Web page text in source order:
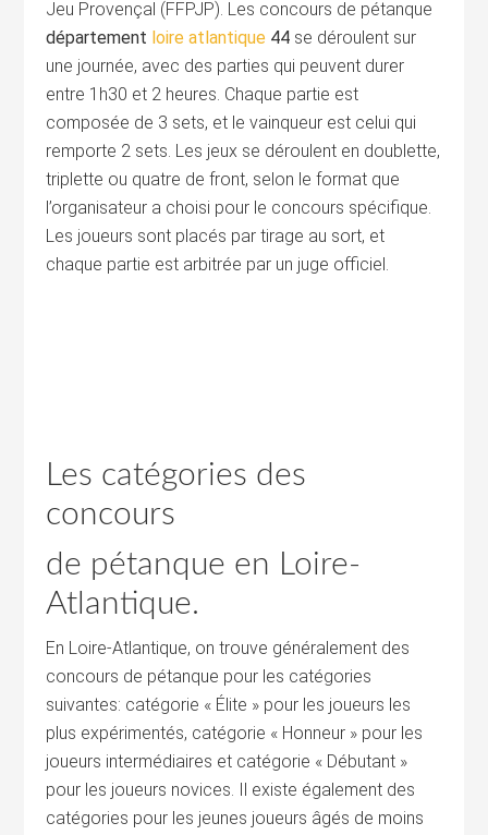
Jeu Provençal (FFPJP). Les concours de pétanque
département loire atlantique 44 se déroulent sur
une journée, avec des parties qui peuvent durer
entre 1h30 et 2 heures. Chaque partie est
composée de 3 sets, et le vainqueur est celui qui
remporte 2 sets. Les jeux se déroulent en doublette,
triplette ou quatre de front, selon le format que
l’organisateur a choisi pour le concours spécifique.
Les joueurs sont placés par tirage au sort, et
chaque partie est arbitrée par un juge officiel.
Les catégories des
concours
de pétanque en Loire-
Atlantique.
En Loire-Atlantique, on trouve généralement des
concours de pétanque pour les catégories
suivantes: catégorie « Élite » pour les joueurs les
plus expérimentés, catégorie « Honneur » pour les
joueurs intermédiaires et catégorie « Débutant »
pour les joueurs novices. Il existe également des
catégories pour les jeunes joueurs âgés de moins